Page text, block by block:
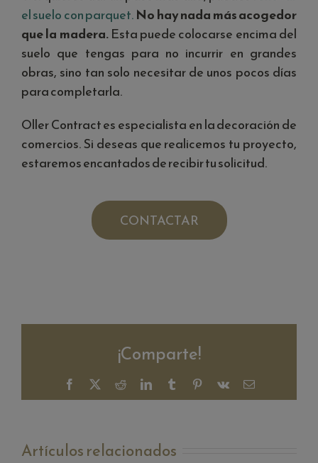
el suelo con parquet.No hay nada más acogedor
que la madera.Esta puede colocarse encima del
suelo que tengas para no incurrir en grandes
obras, sino tan solo necesitar de unos pocos días
para completarla.
Oller Contract es especialista en la decoración de
comercios. Si deseas que realicemos tu proyecto,
estaremos encantados de recibir tu solicitud.
CONTACTAR
¡Comparte!
Facebook
X RedditLinkedInTumblr Pinterest
Vk
Correo
Artículos relacionados